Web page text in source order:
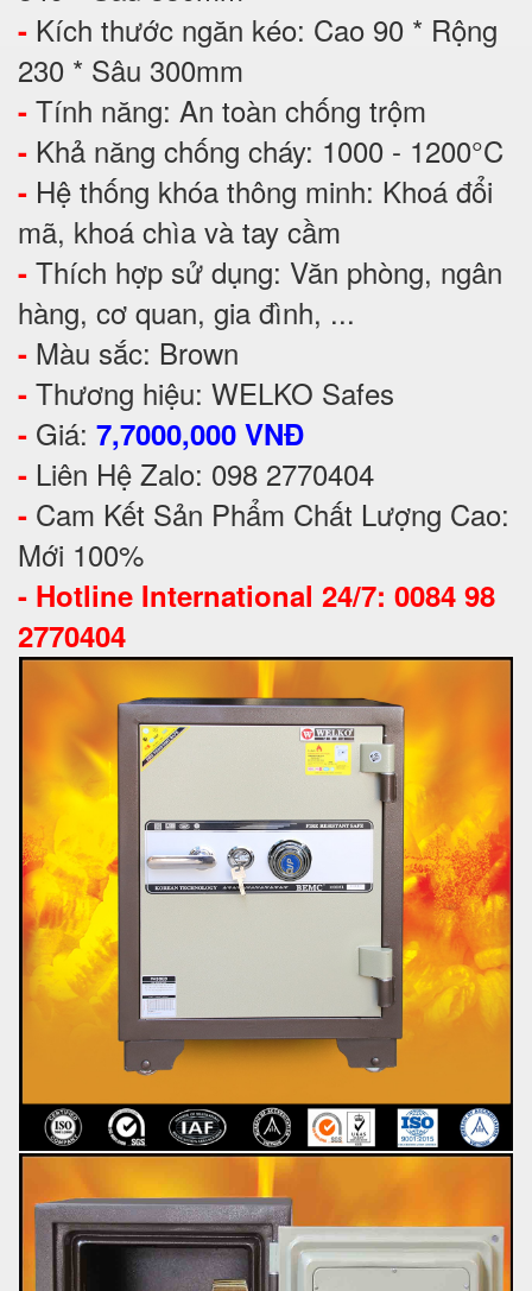
- Kích thước ngăn kéo: Cao 90 * Rộng
230 * Sâu 300mm
- Tính năng: An toàn chống trộm
- Khả năng chống cháy: 1000 - 1200°C
- Hệ thống khóa thông minh: Khoá đổi
mã, khoá chìa và tay cầm
- Thích hợp sử dụng: Văn phòng, ngân
hàng, cơ quan, gia đình, ...
- Màu sắc: Brown
- Thương hiệu: WELKO Safes
- Giá: 7,7000,000 VNĐ
- Liên Hệ Zalo: 098 2770404
- Cam Kết Sản Phẩm Chất Lượng Cao:
Mới 100%
- Hotline International 24/7: 0084 98
2770404